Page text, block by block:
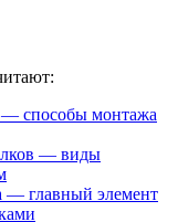
— виды